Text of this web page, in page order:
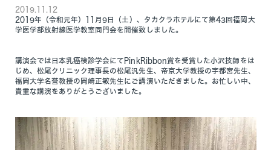
2019.11.12
2019年（令和元年）11月9日（土）、タカクラホテルにて第43回福岡大
学医学部放射線医学教室同門会を開催致しました。
講演会では日本乳癌検診学会にてPinkRibbon賞を受賞した小沢技師をは
じめ、松尾クリニック理事長の松尾汎先生、帝京大学教授の宇都宮先生、
福岡大学名誉教授の岡崎正敏先生にご講演いただきました。お忙しい中、
貴重な講演をありがとうございました。